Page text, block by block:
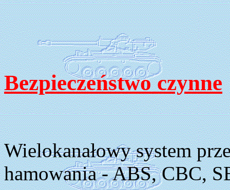
Bezpieczeństwo czynne
Wielokanałowy system
hamowania - ABS, CBC,